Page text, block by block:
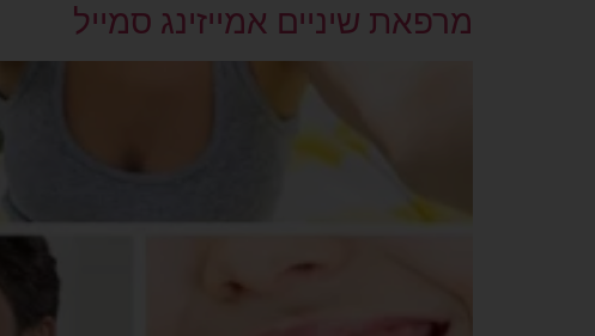
מרפאת שיניים אמייזינג סמייל